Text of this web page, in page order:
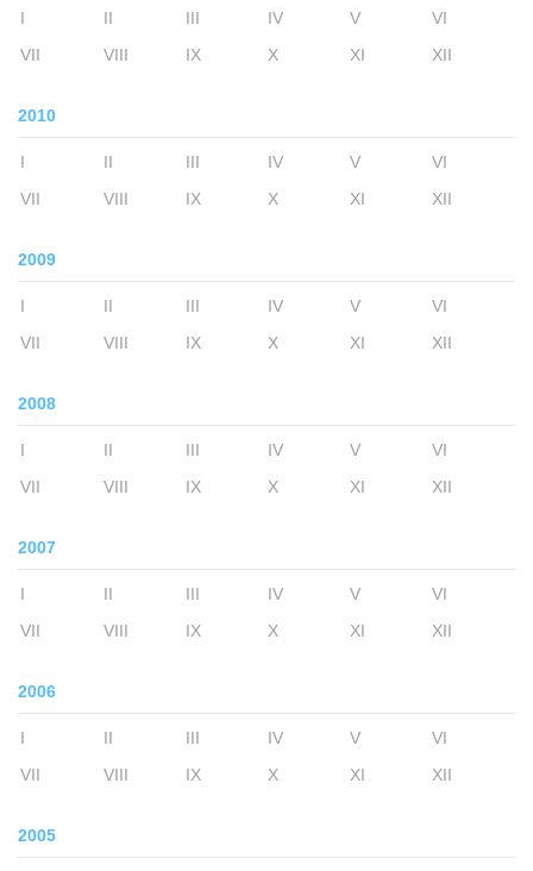
I II III IV V
VI
VII
VIII IX X XI XII
2010
I II III IV V
VI
VII
VIII IX X XI XII
2009
I II III IV V
VI
VII
VIII IX X XI XII
2008
I II III IV V
VI
VII
VIII IX X XI XII
2007
I II III IV V
VI
VII
VIII IX X XI XII
2006
I II III IV V
VI
VII
VIII IX X XI XII
2005